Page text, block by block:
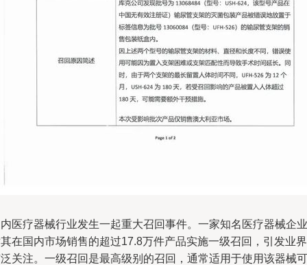
医疗器械行业发生一起重大召回事件。一家知名医疗器械企业
在国内市场销售的超过17.8万件产品实施一级召回，引发业界
关注。一级召回是最高级别的召回，通常适用于使用该器械可